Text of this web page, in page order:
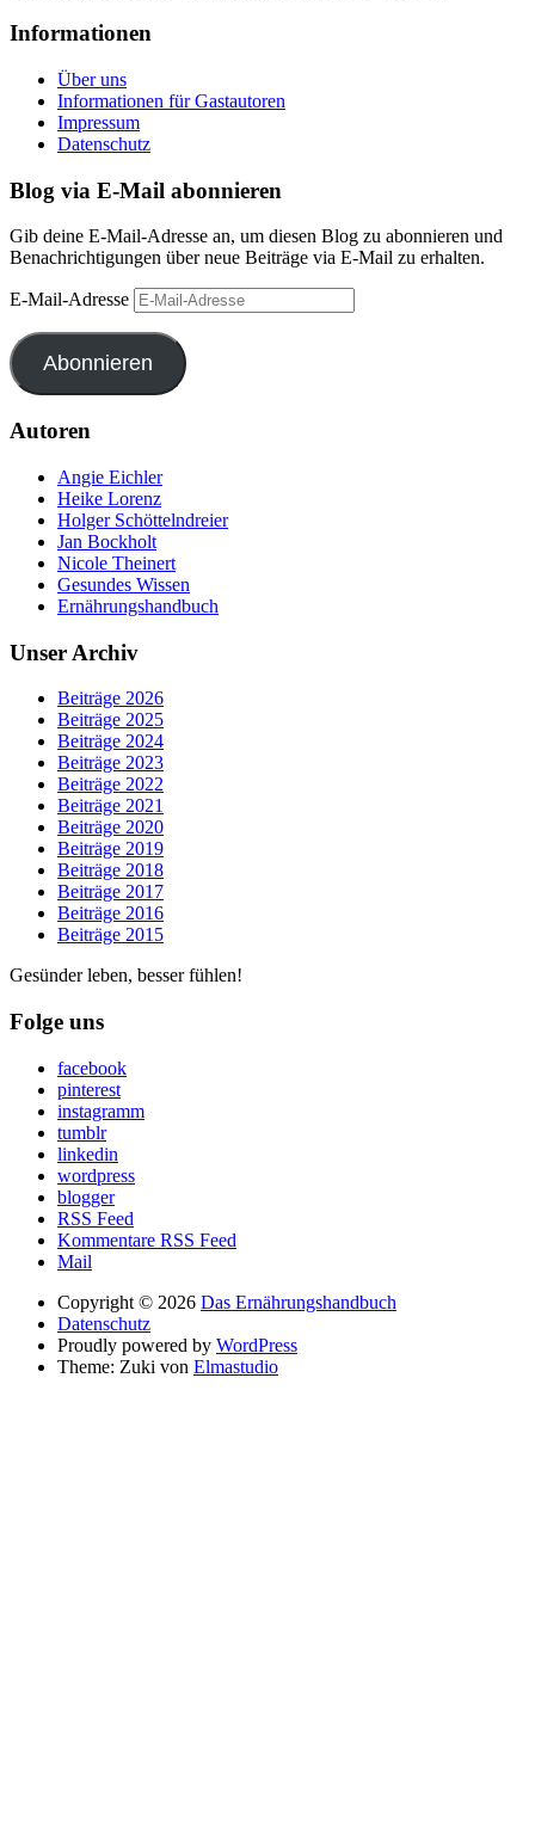
Informationen
Über uns
Informationen für Gastautoren
Impressum
Datenschutz
Blog via E-Mail abonnieren
Gib deine E-Mail-Adresse an, um diesen Blog zu abonnieren und
Benachrichtigungen über neue Beiträge via E-Mail zu erhalten.
E-Mail-Adresse
Abonnieren
Autoren
Angie Eichler
Heike Lorenz
Holger Schöttelndreier
Jan Bockholt
Nicole Theinert
Gesundes Wissen
Ernährungshandbuch
Unser Archiv
Beiträge 2026
Beiträge 2025
Beiträge 2024
Beiträge 2023
Beiträge 2022
Beiträge 2021
Beiträge 2020
Beiträge 2019
Beiträge 2018
Beiträge 2017
Beiträge 2016
Beiträge 2015
Gesünder leben, besser fühlen!
Folge uns
facebook
pinterest
instagramm
tumblr
linkedin
wordpress
blogger
RSS Feed
Kommentare RSS Feed
Mail
Copyright © 2026 Das Ernährungshandbuch
Datenschutz
Proudly powered by WordPress
Theme: Zuki von Elmastudio